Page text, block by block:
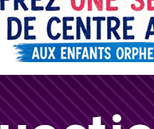
3 personnes viennent de nous
2 personnes viennent de nous
3 personnes viennent de nous
2 nouvelles musiques dans
8 personnes viennent de